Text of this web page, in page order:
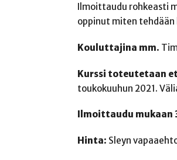
Ilmoittaudu rohkeasti
oppinut miten tehdään
Kouluttajina mm.
Kurssi toteutetaan
toukokuuhun 2021.
Ilmoittaudu mukaan
Hinta: Sleyn